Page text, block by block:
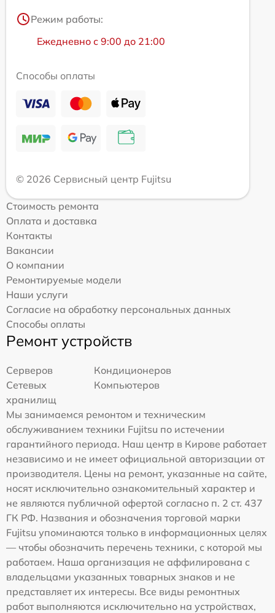
Режим работы:
Ежедневно с 9:00 до 21:00
Способы оплаты
© 2026 Сервисный центр Fujitsu
Стоимость ремонта
Оплата и доставка
Контакты
Вакансии
О компании
Ремонтируемые модели
Наши услуги
Согласие на обработку персональных данных
Способы оплаты
Ремонт устройств
Серверов
Кондиционеров
Сетевых
хранилищ
Компьютеров
Мы занимаемся ремонтом и техническим
обслуживанием техники Fujitsu по истечении
гарантийного периода. Наш центр в Кирове работает
независимо и не имеет официальной авторизации от
производителя. Цены на ремонт, указанные на сайте,
носят исключительно ознакомительный характер и
не являются публичной офертой согласно п. 2 ст. 437
ГК РФ. Названия и обозначения торговой марки
Fujitsu упоминаются только в информационных целях
— чтобы обозначить перечень техники, с которой мы
работаем. Наша организация не аффилирована с
владельцами указанных товарных знаков и не
представляет их интересы. Все виды ремонтных
работ выполняются исключительно на устройствах,